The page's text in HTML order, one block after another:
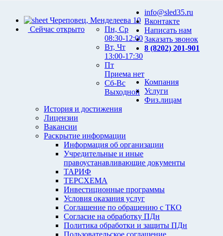
Череповец, Менделеева 10
Сейчас открыто
Пн, Ср
08:30-12:00
Вт, Чт
13:00-17:30
Пт
Приема нет
Сб-Вс
Выходной
info@sled35.ru
Вконтакте
Написать нам
Заказать звонок
8 (8202) 201-901
Компания
История и достижения
Лицензии
Вакансии
Раскрытие информации
Информация об организации
Учредительные и иные
правоустанавливающие документы
ТАРИФ
ТЕРСХЕМА
Инвестиционные программы
Условия оказания услуг
Соглашение по обращению с ТКО
Согласие на обработку ПДн
Политика обработки и защиты ПДн
Пользовательское соглашение
Услуги
Физ.лицам